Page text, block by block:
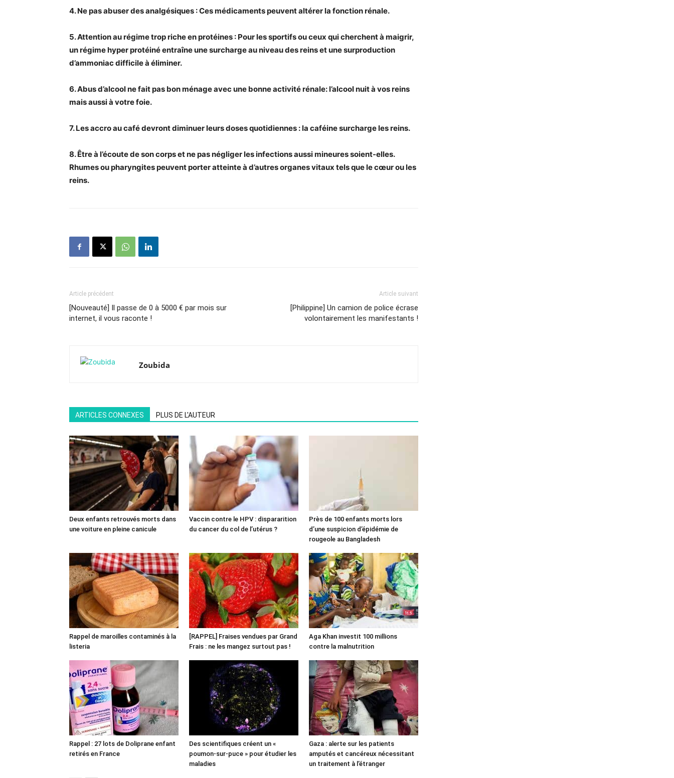
4. Ne pas abuser des analgésiques : Ces médicaments peuvent altérer la fonction rénale.
5. Attention au régime trop riche en protéines : Pour les sportifs ou ceux qui cherchent à maigrir,
un régime hyper protéiné entraîne une surcharge au niveau des reins et une surproduction
d’ammoniac difficile à éliminer.
6. Abus d’alcool ne fait pas bon ménage avec une bonne activité rénale: l’alcool nuit à vos reins
mais aussi à votre foie.
7. Les accro au café devront diminuer leurs doses quotidiennes : la caféine surcharge les reins.
8. Être à l’écoute de son corps et ne pas négliger les infections aussi mineures soient-elles.
Rhumes ou pharyngites peuvent porter atteinte à d’autres organes vitaux tels que le cœur ou les
reins.
Article précédent
[Nouveauté] Il passe de 0 à 5000 € par mois sur
internet, il vous raconte !
Article suivant
[Philippine] Un camion de police écrase
volontairement les manifestants !
Zoubida
ARTICLES CONNEXES PLUS DE L'AUTEUR
Deux enfants retrouvés morts dans
une voiture en pleine canicule
Vaccin contre le HPV : dispararition
du cancer du col de l’utérus ?
Près de 100 enfants morts lors
d’une suspicion d’épidémie de
rougeole au Bangladesh
Rappel de maroilles contaminés à la
listeria
[RAPPEL] Fraises vendues par Grand
Frais : ne les mangez surtout pas !
Aga Khan investit 100 millions
contre la malnutrition
Rappel : 27 lots de Doliprane enfant
retirés en France
Des scientifiques créent un «
poumon-sur-puce » pour étudier les
maladies
Gaza : alerte sur les patients
amputés et cancéreux nécessitant
un traitement à l’étranger